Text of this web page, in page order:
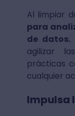
Al limpiar
para
de datos.
agilizar
prácticas
cualquier
Impulsa